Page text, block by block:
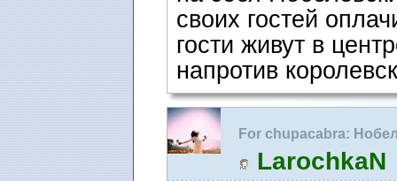
своих гостей
гости живут в
напротив
For chupacabra:
зале Ратуши
LarochkaN